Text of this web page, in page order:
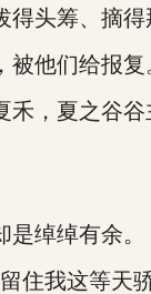
筹、摘得
他们给报复
夏之谷
绰绰有余。
我这等天